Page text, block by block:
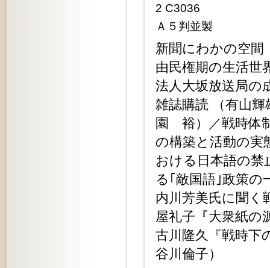
2 C3036
Ａ５判並製
新聞にわかの空間
由民権期の生活世
法人大坂放送局の
雑誌購読 （有山
園 裕）／戦時体
の構築と活動の実
おける日本語の
る｢敵国語｣政策
内川芳美氏に聞く
屋礼子『大衆紙
古川隆久『戦時
谷川倫子）